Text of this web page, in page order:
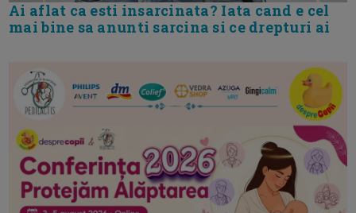
Ai aflat ca esti insarcinata? Iata cand e cel
mai bine sa anunti sarcina si ce drepturi ai